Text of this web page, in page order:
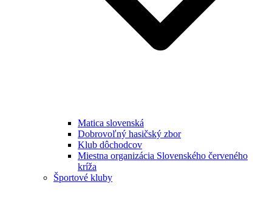
Matica slovenská
Dobrovoľný hasičský zbor
Klub dôchodcov
Miestna organizácia Slovenského červeného
kríža
Športové kluby